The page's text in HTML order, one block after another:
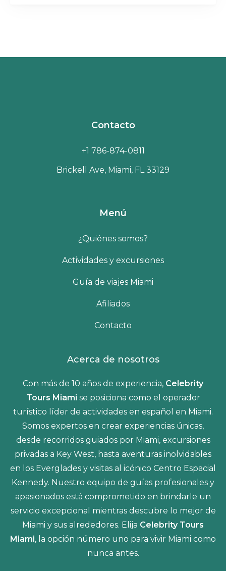
Contacto
+1 786-874-0811
Brickell Ave, Miami, FL 33129
Menú
¿Quiénes somos?
Actividades y excursiones
Guía de viajes Miami
Afiliados
Contacto
Acerca de nosotros
Con más de 10 años de experiencia, Celebrity
Tours Miami se posiciona como el operador
turístico líder de actividades en español en Miami.
Somos expertos en crear experiencias únicas,
desde recorridos guiados por Miami, excursiones
privadas a Key West, hasta aventuras inolvidables
en los Everglades y visitas al icónico Centro Espacial
Kennedy. Nuestro equipo de guías profesionales y
apasionados está comprometido en brindarle un
servicio excepcional mientras descubre lo mejor de
Miami y sus alrededores. Elija Celebrity Tours
Miami, la opción número uno para vivir Miami como
nunca antes.